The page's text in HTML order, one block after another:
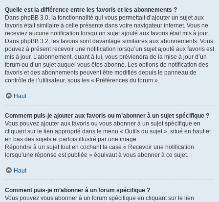
Quelle est la différence entre les favoris et les abonnements ?
Dans phpBB 3.0, la fonctionnalité qui vous permettait d’ajouter un sujet aux
favoris était similaire à celle présente dans votre navigateur internet. Vous ne
receviez aucune notification lorsqu’un sujet ajouté aux favoris était mis à jour.
Dans phpBB 3.2, les favoris sont davantage similaires aux abonnements. Vous
pouvez à présent recevoir une notification lorsqu’un sujet ajouté aux favoris est
mis à jour. L’abonnement, quant à lui, vous préviendra de la mise à jour d’un
forum ou d’un sujet auquel vous êtes abonné. Les options de notification des
favoris et des abonnements peuvent être modifiés depuis le panneau de
contrôle de l’utilisateur, sous les « Préférences du forum ».
Haut
Comment puis-je ajouter aux favoris ou m’abonner à un sujet spécifique ?
Vous pouvez ajouter aux favoris ou vous abonner à un sujet spécifique en
cliquant sur le lien approprié dans le menu « Outils du sujet », situé en haut et
en bas des sujets et parfois illustré par une image.
Répondre à un sujet tout en cochant la case « Recevoir une notification
lorsqu’une réponse est publiée » équivaut à vous abonner à ce sujet.
Haut
Comment puis-je m’abonner à un forum spécifique ?
Vous pouvez vous abonner à un forum spécifique en cliquant sur le lien